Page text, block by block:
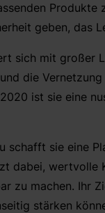
geben, das
sich mit großer
die
ist sie eine
schafft sie eine
dabei, wertvolle
zu machen. Ihr
stärken